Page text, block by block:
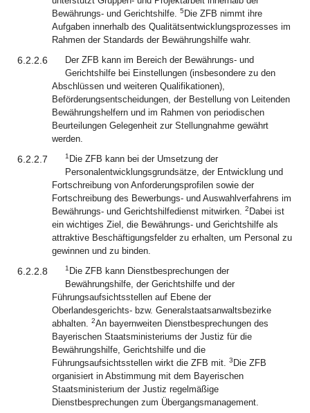
Bewährungs- und Gerichtshilfe. 5 Die ZFB nimmt ihre
Aufgaben innerhalb des Qualitätsentwicklungsprozesses im
Rahmen der Standards der Bewährungshilfe wahr.
6.2.2.6
Der ZFB kann im Bereich der Bewährungs- und
Gerichtshilfe bei Einstellungen (insbesondere zu den
Abschlüssen und weiteren Qualifikationen),
Beförderungsentscheidungen, der Bestellung von Leitenden
Bewährungshelfern und im Rahmen von periodischen
Beurteilungen Gelegenheit zur Stellungnahme gewährt
werden.
6.2.2.7 1 Die ZFB kann bei der Umsetzung der
Personalentwicklungsgrundsätze, der Entwicklung und
Fortschreibung von Anforderungsprofilen sowie der
Fortschreibung des Bewerbungs- und Auswahlverfahrens im
Bewährungs- und Gerichtshilfedienst mitwirken. 2 Dabei ist
ein wichtiges Ziel, die Bewährungs- und Gerichtshilfe als
attraktive Beschäftigungsfelder zu erhalten, um Personal zu
gewinnen und zu binden.
6.2.2.8 1 Die ZFB kann Dienstbesprechungen der
Bewährungshilfe, der Gerichtshilfe und der
Führungsaufsichtsstellen auf Ebene der
Oberlandesgerichts- bzw. Generalstaatsanwaltsbezirke
abhalten. 2An bayernweiten Dienstbesprechungen des
Bayerischen Staatsministeriums der Justiz für die
Bewährungshilfe, Gerichtshilfe und die
Führungsaufsichtsstellen wirkt die ZFB mit. 3 Die ZFB
organisiert in Abstimmung mit dem Bayerischen
Staatsministerium der Justiz regelmäßige
Dienstbesprechungen zum Übergangsmanagement.